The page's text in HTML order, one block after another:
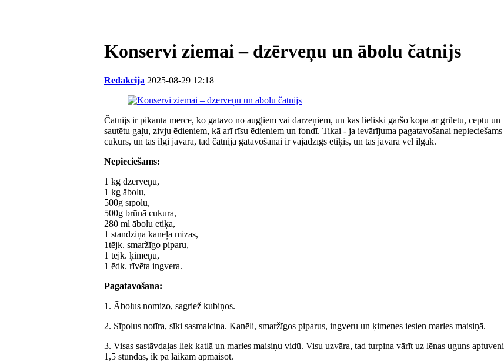
Konservi ziemai – dzērveņu un ābolu čatnijs
Redakcija 2025-08-29 12:18
Čatnijs ir pikanta mērce, ko gatavo no augļiem vai dārzeņiem, un kas lieliski garšo kopā ar grilētu, ceptu un
sautētu gaļu, zivju ēdieniem, kā arī rīsu ēdieniem un fondī. Tikai - ja ievārījuma pagatavošanai nepieciešams
cukurs, un tas ilgi jāvāra, tad čatnija gatavošanai ir vajadzīgs etiķis, un tas jāvāra vēl ilgāk.
Nepieciešams:
1 kg dzērveņu,
1 kg ābolu,
500g sīpolu,
500g brūnā cukura,
280 ml ābolu etiķa,
1 standziņa kanēļa mizas,
1tējk. smaržīgo piparu,
1 tējk. ķimeņu,
1 ēdk. rīvēta ingvera.
Pagatavošana:
1. Ābolus nomizo, sagriež kubiņos.
2. Sīpolus notīra, sīki sasmalcina. Kanēli, smaržīgos piparus, ingveru un ķimenes iesien marles maisiņā.
3. Visas sastāvdaļas liek katlā un marles maisiņu vidū. Visu uzvāra, tad turpina vārīt uz lēnas uguns aptuveni
1,5 stundas, ik pa laikam apmaisot.